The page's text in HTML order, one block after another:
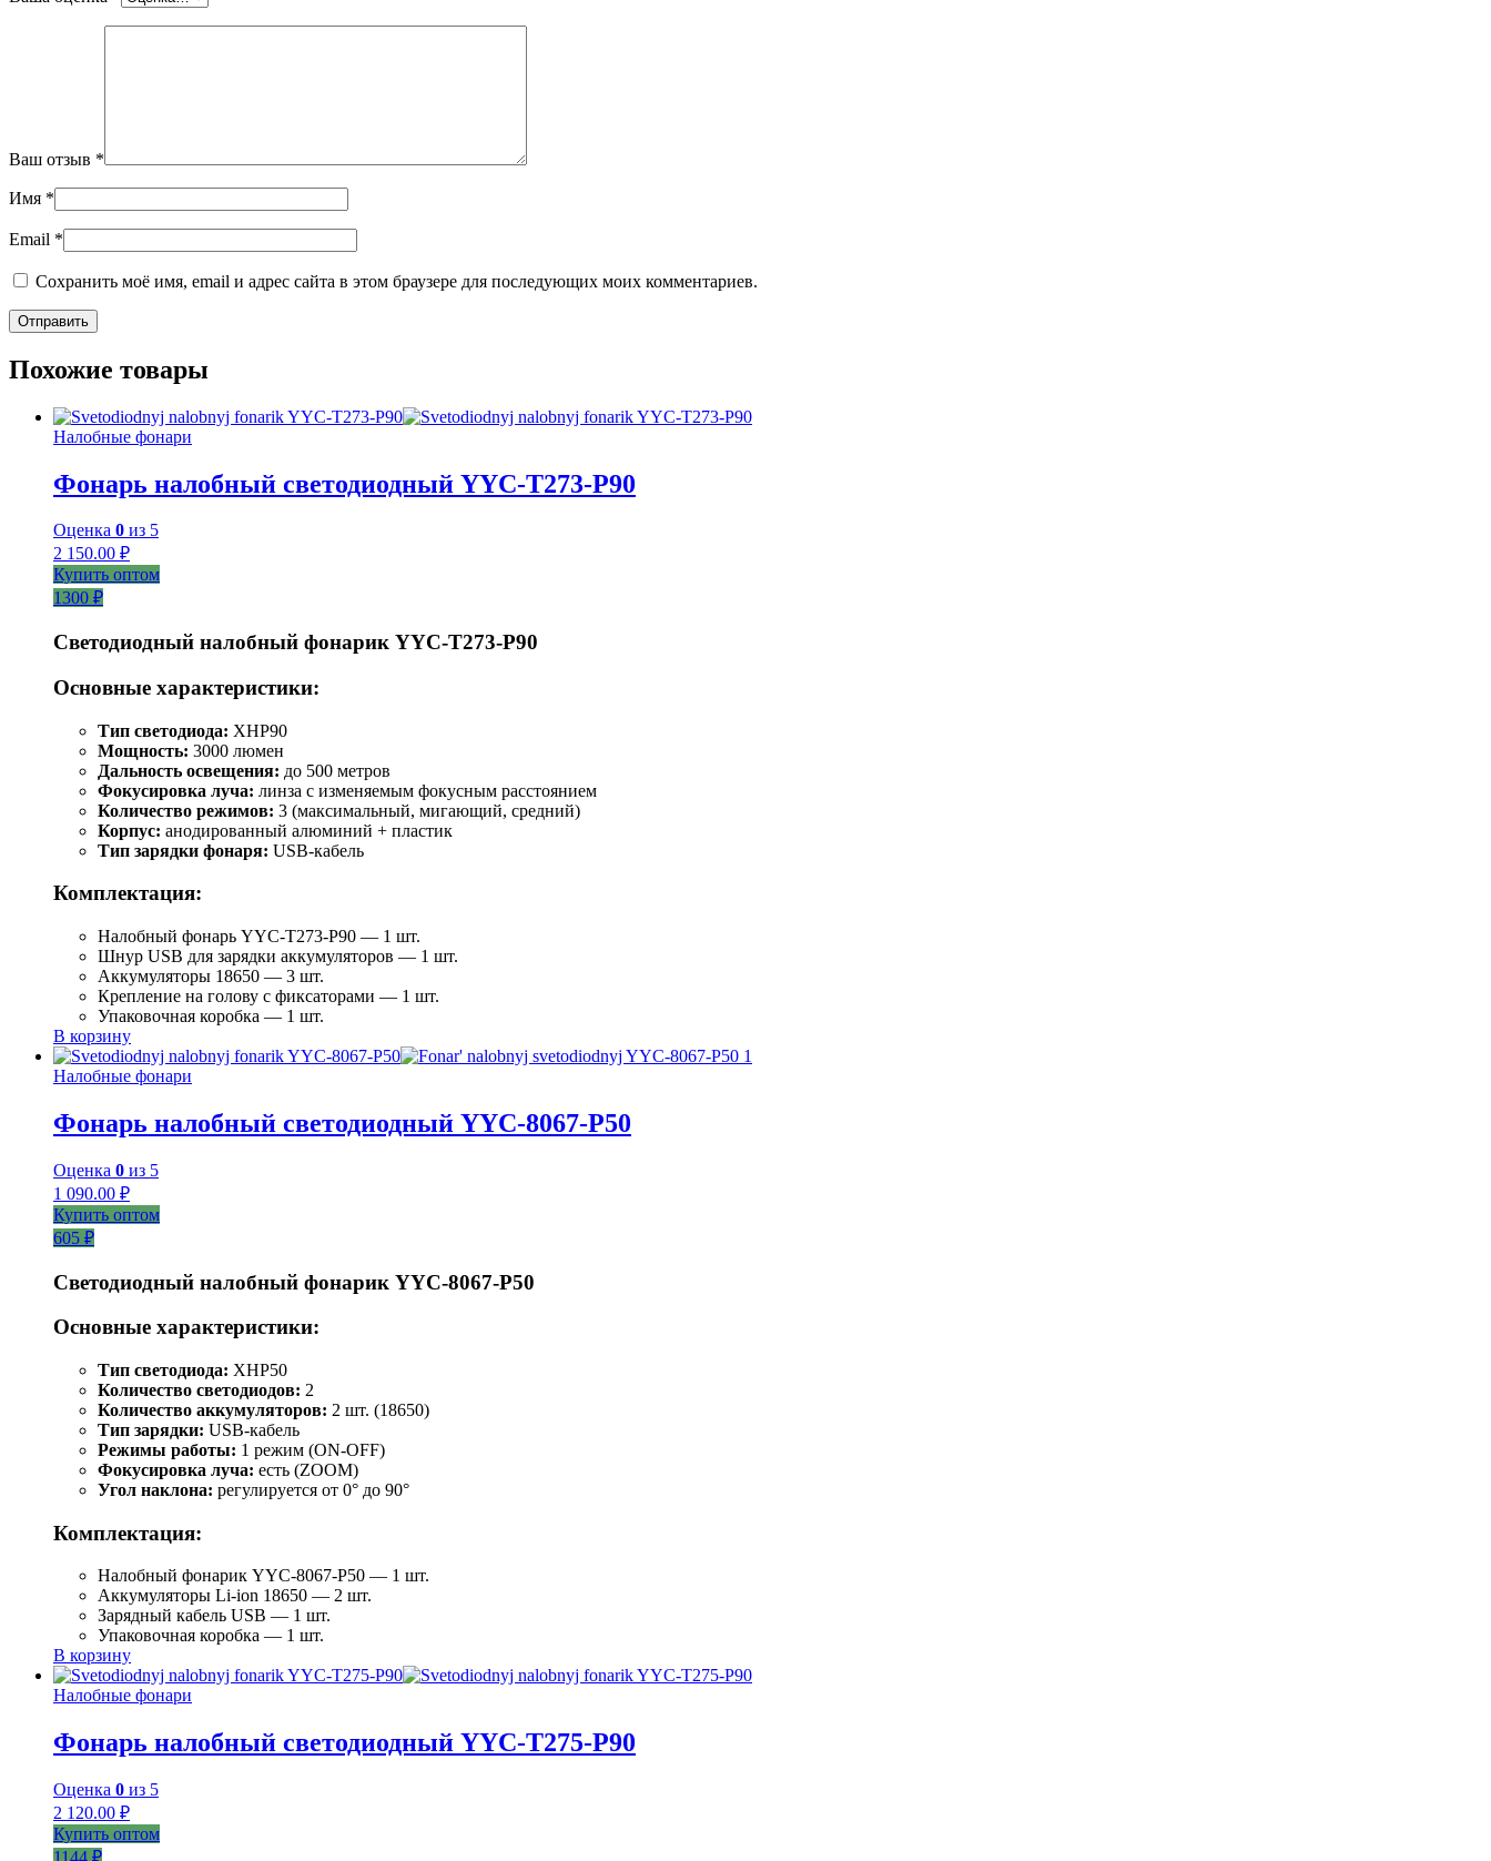
Ваш отзыв *
Имя *
Email *
Сохранить моё имя, email и адрес сайта в этом браузере для последующих моих комментариев.
Похожие товары
Налобные фонари
Фонарь налобный светодиодный YYC-T273-P90
Оценка 0 из 5
2 150.00 ₽
Купить оптом
1300 ₽
Светодиодный налобный фонарик YYC-T273-P90
Основные характеристики:
Тип светодиода: XHP90
Мощность: 3000 люмен
Дальность освещения: до 500 метров
Фокусировка луча: линза с изменяемым фокусным расстоянием
Количество режимов: 3 (максимальный, мигающий, средний)
Корпус: анодированный алюминий + пластик
Тип зарядки фонаря: USB-кабель
Комплектация:
Налобный фонарь YYC-T273-P90 — 1 шт.
Шнур USB для зарядки аккумуляторов — 1 шт.
Аккумуляторы 18650 — 3 шт.
Крепление на голову с фиксаторами — 1 шт.
Упаковочная коробка — 1 шт.
В корзину
Налобные фонари
Фонарь налобный светодиодный YYC-8067-P50
Оценка 0 из 5
1 090.00 ₽
Купить оптом
605 ₽
Светодиодный налобный фонарик YYC-8067-P50
Основные характеристики:
Тип светодиода: XHP50
Количество светодиодов: 2
Количество аккумуляторов: 2 шт. (18650)
Тип зарядки: USB-кабель
Режимы работы: 1 режим (ON-OFF)
Фокусировка луча: есть (ZOOM)
Угол наклона: регулируется от 0° до 90°
Комплектация:
Налобный фонарик YYC-8067-P50 — 1 шт.
Аккумуляторы Li-ion 18650 — 2 шт.
Зарядный кабель USB — 1 шт.
Упаковочная коробка — 1 шт.
В корзину
Налобные фонари
Фонарь налобный светодиодный YYC-T275-P90
Оценка 0 из 5
2 120.00 ₽
Купить оптом